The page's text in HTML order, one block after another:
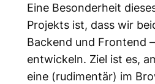
Eine Besonderheit
Projekts ist, dass wir
Backend und Frontend
entwickeln. Ziel ist es,
eine (rudimentär) im